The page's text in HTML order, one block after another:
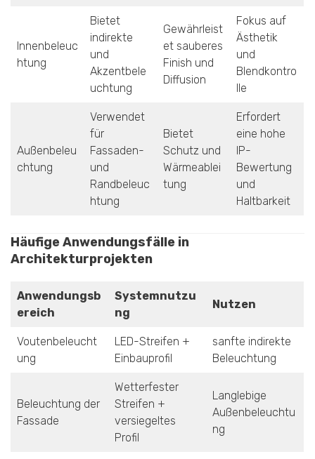
Innenbeleuc
htung
Bietet
indirekte
und
Akzentbele
uchtung
Gewährleist
et sauberes
Finish und
Diffusion
Fokus auf
Ästhetik
und
Blendkontro
lle
Außenbeleu
chtung
Verwendet
für
Fassaden-
und
Randbeleuc
htung
Bietet
Schutz und
Wärmeablei
tung
Erfordert
eine hohe
IP-
Bewertung
und
Haltbarkeit
Häufige Anwendungsfälle in
Architekturprojekten
Anwendungsb
ereich
Systemnutzu
ng
Nutzen
Voutenbeleucht
ung
LED-Streifen +
Einbauprofil
sanfte indirekte
Beleuchtung
Beleuchtung der
Fassade
Wetterfester
Streifen +
versiegeltes
Profil
Langlebige
Außenbeleuchtu
ng